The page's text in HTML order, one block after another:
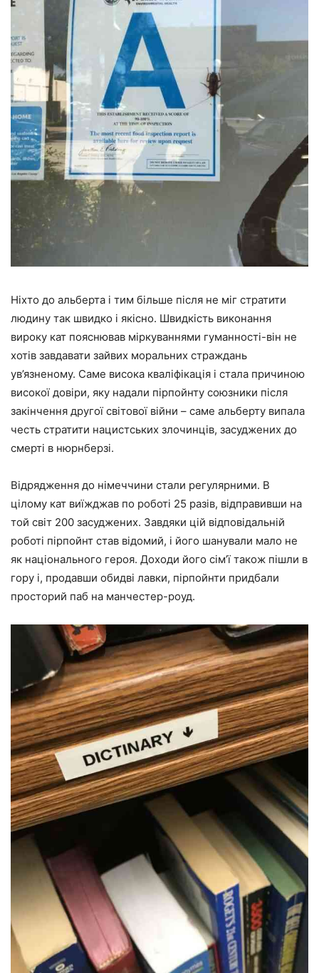
Ніхто до альберта і тим більше після не міг стратити
людину так швидко і якісно. Швидкість виконання
вироку кат пояснював міркуваннями гуманності-він не
хотів завдавати зайвих моральних страждань
ув’язненому. Саме висока кваліфікація і стала причиною
високої довіри, яку надали пірпойнту союзники після
закінчення другої світової війни – саме альберту випала
честь стратити нацистських злочинців, засуджених до
смерті в нюрнберзі.
Відрядження до німеччини стали регулярними. В
цілому кат виїжджав по роботі 25 разів, відправивши на
той світ 200 засуджених. Завдяки цій відповідальній
роботі пірпойнт став відомий, і його шанували мало не
як національного героя. Доходи його сім’ї також пішли в
гору і, продавши обидві лавки, пірпойнти придбали
просторий паб на манчестер-роуд.